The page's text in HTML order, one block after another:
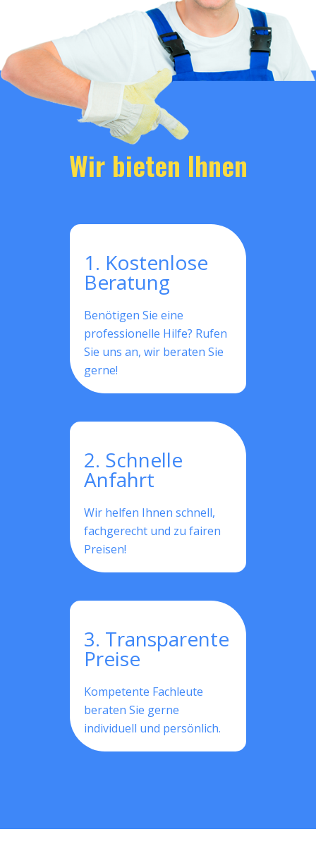
Wir bieten Ihnen
1. Kostenlose
Beratung
Benötigen Sie eine
professionelle Hilfe? Rufen
Sie uns an, wir beraten Sie
gerne!
2. Schnelle
Anfahrt
Wir helfen Ihnen schnell,
fachgerecht und zu fairen
Preisen!
3. Transparente
Preise
Kompetente Fachleute
beraten Sie gerne
individuell und persönlich.